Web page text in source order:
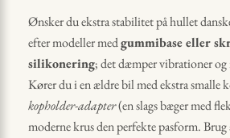
Ønsker du ekstra stabilitet på hullet
efter modeller medgummibase eller
silikonering; det dæmper vibrationer
Kører du i en ældre bil med ekstra smalle
kopholder-adapter(en slags bæger med
moderne krus den perfekte pasform.